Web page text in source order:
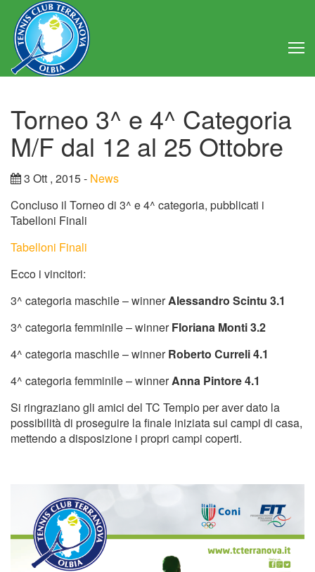
Club
Statuto
Attività
Struttura
Tornei
Wheelchair
Rassegna Stampa
Torneo 3^ e 4^ Categoria
M/F dal 12 al 25 Ottobre
3 Ott , 2015 - News
Concluso il Torneo di 3^ e 4^ categoria, pubblicati i
Tabelloni Finali
Tabelloni Finali
Ecco i vincitori:
3^ categoria maschile – winnerAlessandro Scintu 3.1
3^ categoria femminile – winnerFloriana Monti 3.2
4^ categoria maschile – winnerRoberto Curreli 4.1
4^ categoria femminile – winnerAnna Pintore 4.1
Si ringraziano gli amici del TC Tempio per aver dato la
possibilità di proseguire la finale iniziata sui campi di casa,
mettendo a disposizione i propri campi coperti.